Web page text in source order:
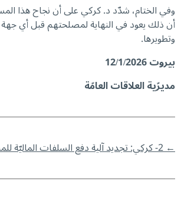
وفي الختام، شدّد د. كركي على أن نجاح هذا
أن ذلك يعود في النهاية لمصلحتهم قبل أي
وتطويرها.
بيروت12/1/2026
مديرّية العلاقات العامّة
←2- كركي: تجديد آلية دفع السلفات الماليّة للمستشفيات والأطباء للعام 2026